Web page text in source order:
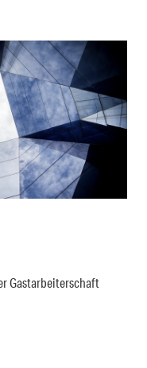
Gastarbeiterschaft